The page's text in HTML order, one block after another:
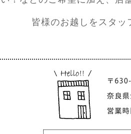
皆様のお越しをスタ